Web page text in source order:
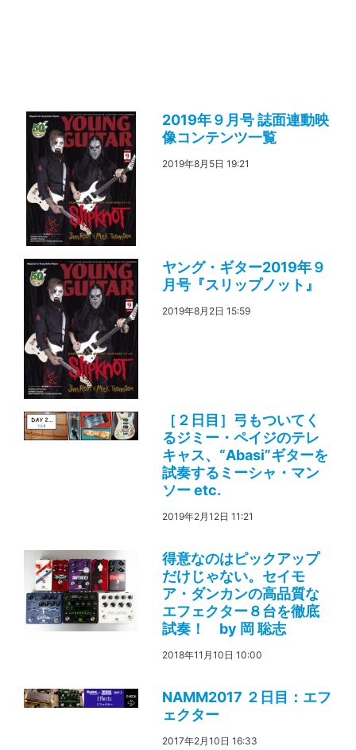
2019年９月号 誌面連動映
像コンテンツ一覧
2019年8月5日 19:21
ヤング・ギター2019年９
月号『スリップノット』
2019年8月2日 15:59
［２日目］弓もついてく
るジミー・ペイジのテレ
キャス、“Abasi”ギターを
試奏するミーシャ・マン
ソー etc.
2019年2月12日 11:21
得意なのはピックアップ
だけじゃない。セイモ
ア・ダンカンの高品質な
エフェクター８台を徹底
試奏！ by 岡 聡志
2018年11月10日 10:00
NAMM2017 ２日目：エフ
ェクター
2017年2月10日 16:33